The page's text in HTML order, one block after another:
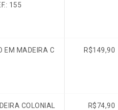
155
EM MADEIRA C
R$149,90
COLONIAL
R$74,90